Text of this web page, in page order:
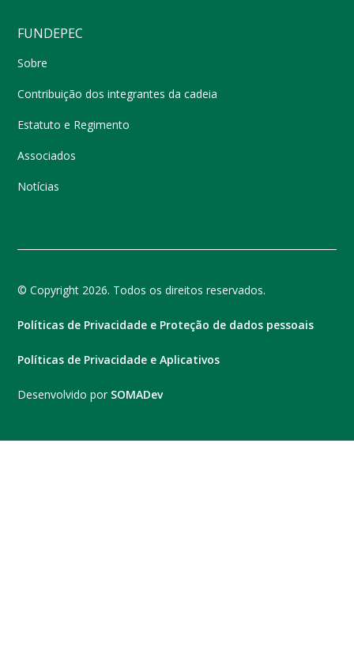
FUNDEPEC
Sobre
Contribuição dos integrantes da cadeia
Estatuto e Regimento
Associados
Notícias
© Copyright 2026. Todos os direitos reservados.
Políticas de Privacidade e Proteção de dados pessoais
Políticas de Privacidade e Aplicativos
Desenvolvido por SOMADev